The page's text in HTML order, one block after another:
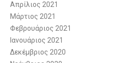
Απρίλιος 2021
Μάρτιος 2021
Φεβρουάριος 2021
Ιανουάριος 2021
Δεκέμβριος 2020